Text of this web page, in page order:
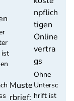
ist
Muste
rbrief:
npflich
tigen
Online
vertra
gs
Ohne
Untersc
hrift ist